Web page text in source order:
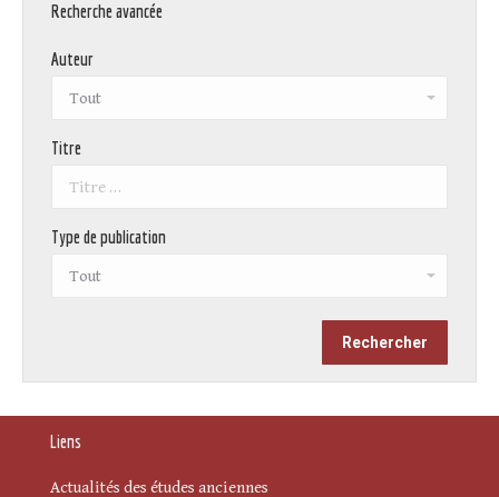
Recherche avancée
Auteur
Titre
Type de publication
Liens
Actualités des études anciennes